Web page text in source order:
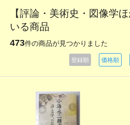
【評論・美術史・図像学
いる商品
473件の商品が見つかりました
登録順 価格順